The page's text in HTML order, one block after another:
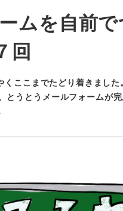
ムを自前で
回
ここまでたどり着きました
とうとうメールフォームが